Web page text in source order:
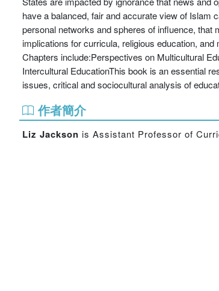
have a balanced, fair and accurate view of Islam
personal networks and spheres of influence,
implications for curricula, religious education,
Chapters include:Perspectives on Multicultural
Intercultural EducationThis book is an essential
issues, critical and sociocultural analysis of
作者簡介
Liz Jackson is Assistant Professor of